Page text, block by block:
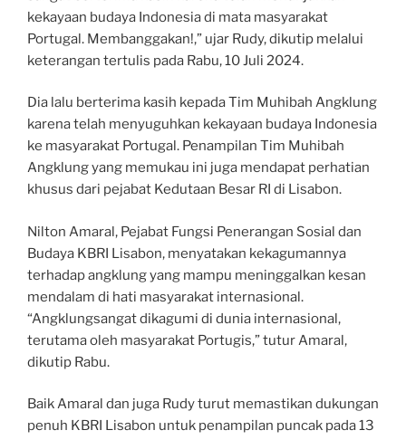
kekayaan budaya Indonesia di mata masyarakat
Portugal. Membanggakan!,” ujar Rudy, dikutip melalui
keterangan tertulis pada Rabu, 10 Juli 2024.
Dia lalu berterima kasih kepada Tim Muhibah Angklung
karena telah menyuguhkan kekayaan budaya Indonesia
ke masyarakat Portugal. Penampilan Tim Muhibah
Angklung yang memukau ini juga mendapat perhatian
khusus dari pejabat Kedutaan Besar RI di Lisabon.
Nilton Amaral, Pejabat Fungsi Penerangan Sosial dan
Budaya KBRI Lisabon, menyatakan kekagumannya
terhadap angklung yang mampu meninggalkan kesan
mendalam di hati masyarakat internasional.
“Angklungsangat dikagumi di dunia internasional,
terutama oleh masyarakat Portugis,” tutur Amaral,
dikutip Rabu.
Baik Amaral dan juga Rudy turut memastikan dukungan
penuh KBRI Lisabon untuk penampilan puncak pada 13